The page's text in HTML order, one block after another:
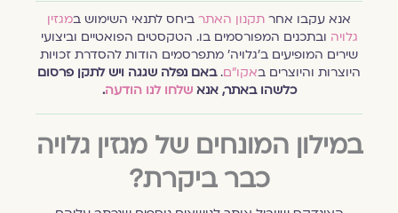
אנא עקבו אחרתקנון האתרביחס לתנאי השימוש ב מגזין
גלויהובתכנים המפורסמים בו. הטקסטים הפואטיים וביצועי
שירים המופיעים ב׳גלויה׳ מתפרסמים הודות להסדרת זכויות
היוצרות והיוצרים ב אקו״ם.באם נפלה שגגה ויש לתקן פרסום
כלשהו באתר, אנאשלחו לנו הודעה.
במילון המונחים של מגזין גלויה
כבר ביקרת?